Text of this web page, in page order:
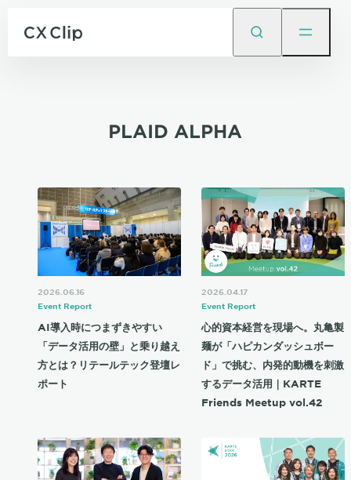
PLAID ALPHA
2026.06.16
Event Report
AI導入時につまずきやすい
「データ活用の壁」と乗り越え
方とは？リテールテック登壇レ
ポート
2026.04.17
Event Report
心的資本経営を現場へ。丸亀製
麺が「ハピカンダッシュボー
ド」で挑む、内発的動機を刺激
するデータ活用｜KARTE
Friends Meetup vol.42